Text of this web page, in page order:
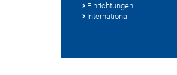
Einrichtungen
International